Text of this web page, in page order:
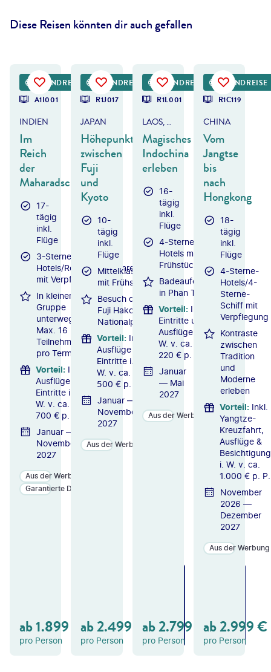
Diese Reisen könnten dir auch gefallen
RUNDREISE
A1I001
INDIEN
Im
Reich
der
Maharadschas
17-
tägig
inkl.
Flüge
3-Sterne-
Hotels/Resorts/Wüstenresort
mit Verpflegung
In kleiner
Gruppe
unterwegs:
Max. 16
Teilnehmer
pro Termin
Vorteil: Inkl.
Ausflüge &
Eintritte i.
W. v. ca.
700 € p. P.
Januar —
November
2027
Aus der Werbung
Garantierte Durchführung
ab1.899 €
pro Person
B
OT
RUNDREISE
R1J017
JAPAN
Höhepunkte
zwischen
Fuji
und
Kyoto
10-
tägig
inkl.
Flüge
Mittelklassehotels
mit Frühstück
Besuch des
Fuji Hakone
Nationalparks
Vorteil: Inkl.
Ausflüge &
Eintritte i.
W. v. ca.
500 € p. P.
Januar —
November
2027
Aus der Werbung
ab2.499 €
pro Person
B
OT
RUNDREISE
R1L001
LAOS, KAMBODSCHA & VIETNAM
Magisches
Indochina
erleben
16-
tägig
inkl.
Flüge
4-Sterne-
Hotels mit
Frühstück
Badeaufenthalt
in Phan Thiet
Vorteil: Inkl.
Eintritte und
Ausflüge i.
W. v. ca.
220 € p. P.
Januar
— Mai
2027
Aus der Werbung
ab2.799 €
pro Person
B
OT
RUNDREISE
R1C119
CHINA
Vom
Jangtse
bis
nach
Hongkong
18-
tägig
inkl.
Flüge
4-Sterne-
Hotels/4-
Sterne-
Schiff mit
Verpflegung
Kontraste
zwischen
Tradition
und
Moderne
erleben
Vorteil: Inkl.
Yangtze-
Kreuzfahrt,
Ausflüge &
i. W. v. ca.
1.000 € p. P.
November
2026 —
Dezember
2027
Aus der Werbung
ab2.999€
pro Person